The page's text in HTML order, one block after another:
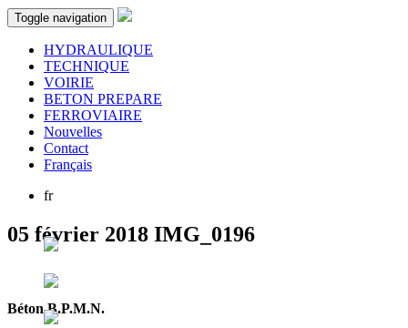
Toggle navigation
HYDRAULIQUE
TECHNIQUE
VOIRIE
BETON PREPARE
FERROVIAIRE
Nouvelles
Contact
Français
fr
05 février 2018 IMG_0196
Béton B.P.M.N.